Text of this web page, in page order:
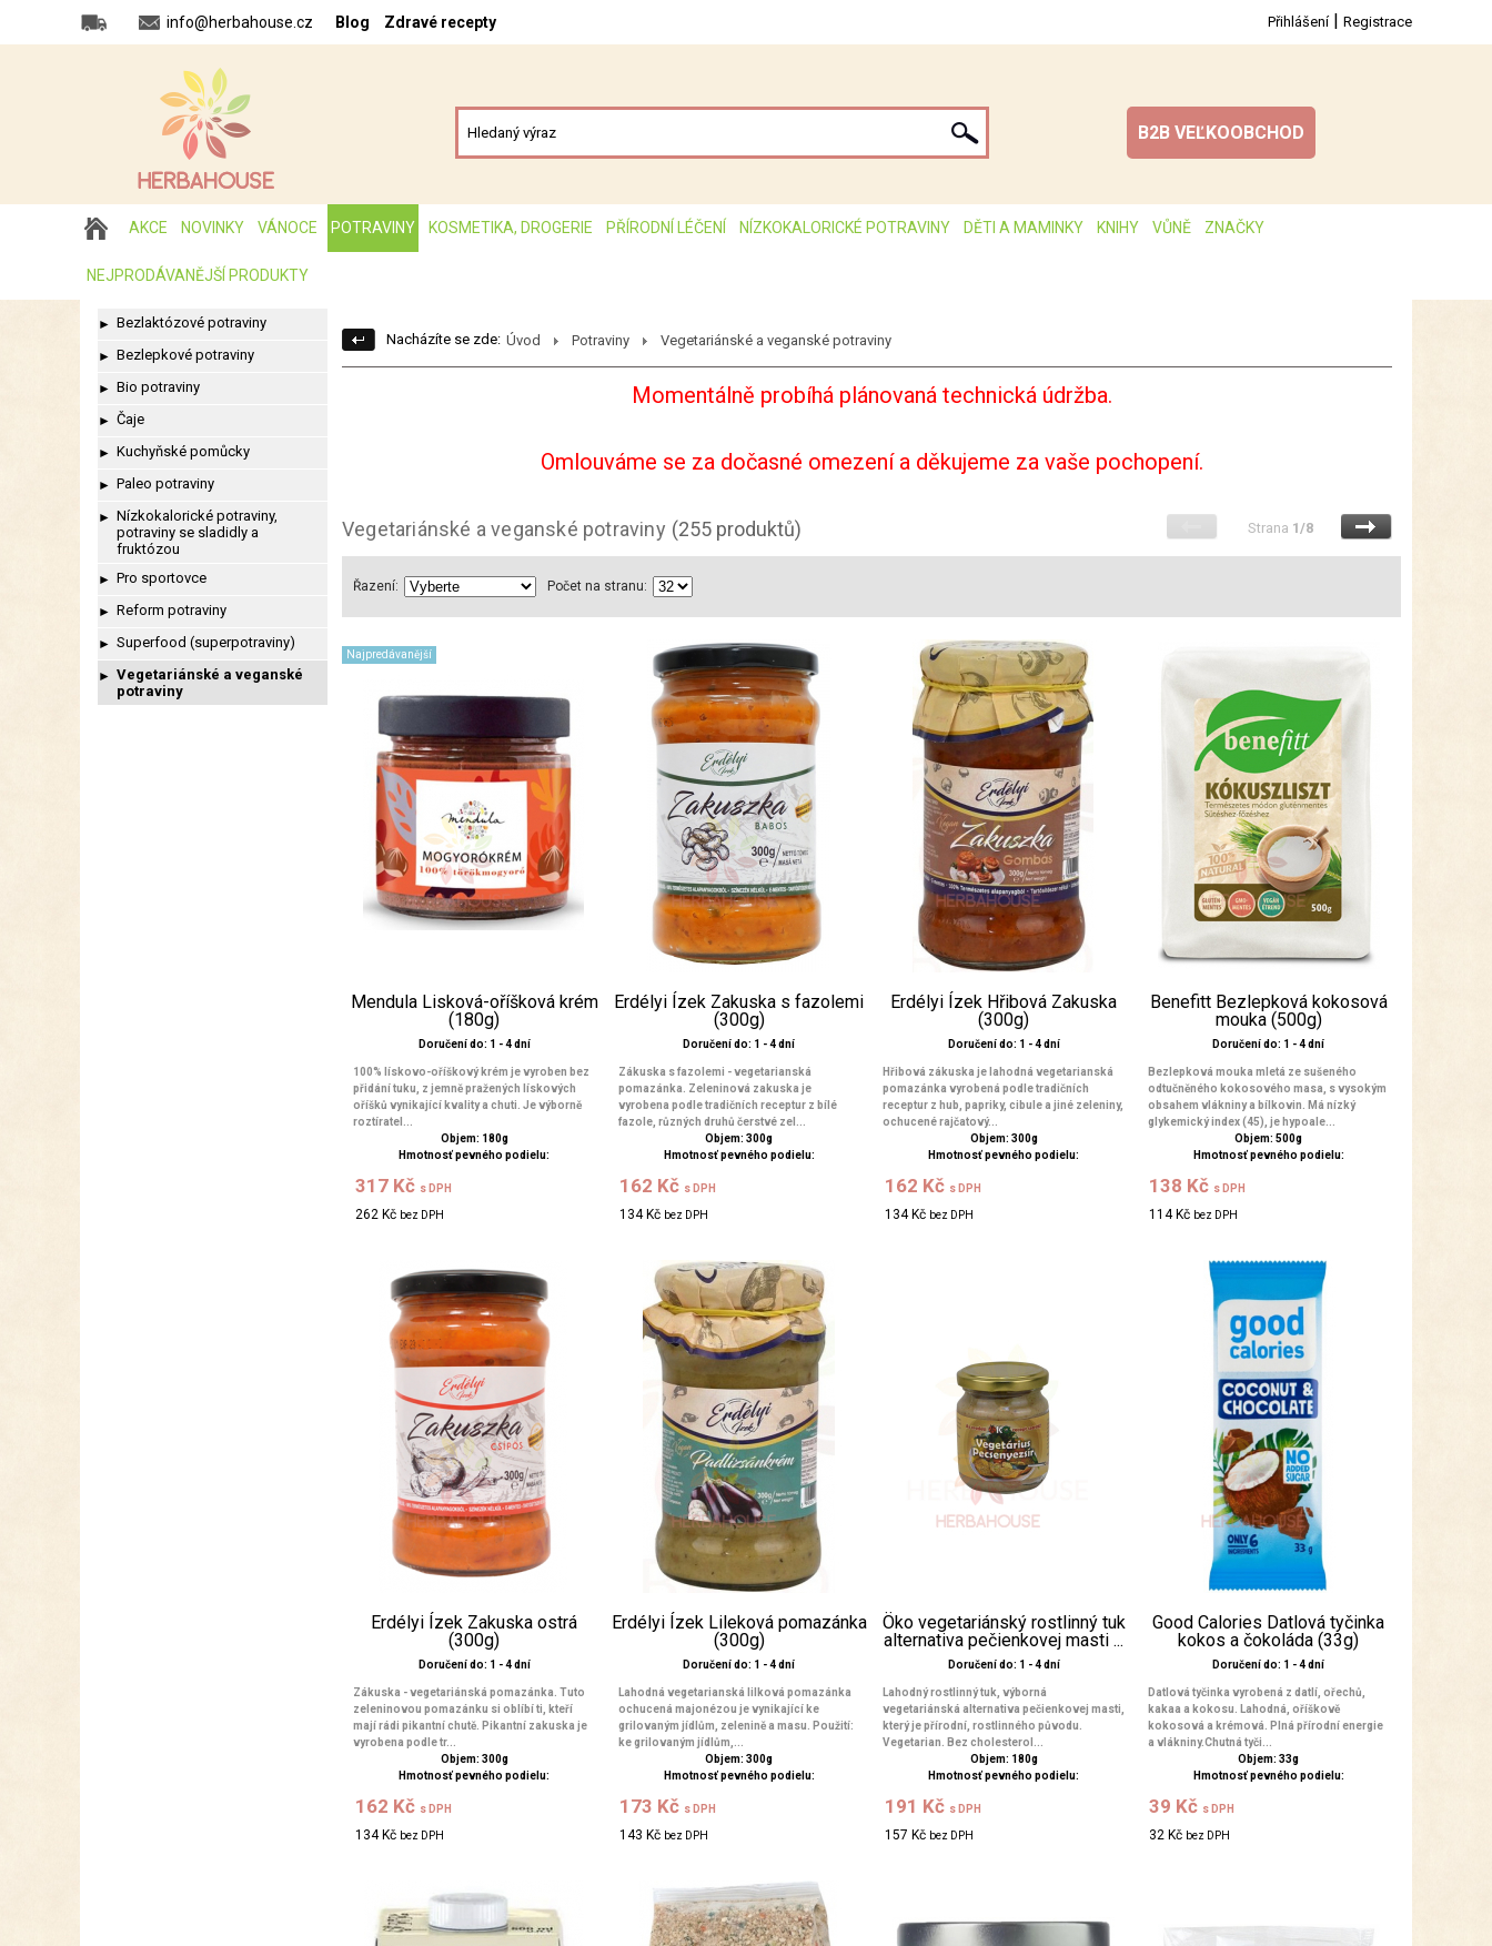
info@herbahouse.cz Blog Zdravé recepty Přihlášení| Registrace
B2B VEĽKOOBCHOD
AKCE NOVINKY VÁNOCE POTRAVINY KOSMETIKA, DROGERIE PŘÍRODNÍ LÉČENÍ NÍZKOKALORICKÉ POTRAVINY DĚTI A MAMINKY KNIHY VŮNĚ ZNAČKY
NEJPRODÁVANĚJŠÍ PRODUKTY
► Bezlaktózové potraviny
► Bezlepkové potraviny
► Bio potraviny
► Čaje
► Kuchyňské pomůcky
► Paleo potraviny
► Nízkokalorické potraviny,
potraviny se sladidly a
fruktózou
► Pro sportovce
► Reform potraviny
► Superfood (superpotraviny)
► Vegetariánské a veganské
potraviny
Nacházíte se zde: Úvod Potraviny Vegetariánské a veganské potraviny
Momentálně probíhá plánovaná technická údržba.
Omlouváme se za dočasné omezení a děkujeme za vaše pochopení.
Vegetariánské a veganské potraviny (255 produktů) Strana 1/8
Řazení: Počet na stranu:
Najpredávanější
Mendula Lisková-oříšková krém
(180g)
Doručení do: 1 - 4 dní
100% lískovo-oříškový krém je vyroben bez
přidání tuku, z jemně pražených lískových
oříšků vynikající kvality a chuti. Je výborně
roztíratel...
Objem: 180g
Hmotnosť pevného podielu:
317 Kč s DPH
262 Kč bez DPH
Erdélyi Ízek Zakuska s fazolemi
(300g)
Doručení do: 1 - 4 dní
Zákuska s fazolemi - vegetarianská
pomazánka. Zeleninová zakuska je
vyrobena podle tradičních receptur z bílé
fazole, různých druhů čerstvé zel...
Objem: 300g
Hmotnosť pevného podielu:
162 Kč s DPH
134 Kč bez DPH
Erdélyi Ízek Hřibová Zakuska
(300g)
Doručení do: 1 - 4 dní
Hřibová zákuska je lahodná vegetarianská
pomazánka vyrobená podle tradičních
receptur z hub, papriky, cibule a jiné zeleniny,
ochucené rajčatový...
Objem: 300g
Hmotnosť pevného podielu:
162 Kč s DPH
134 Kč bez DPH
Benefitt Bezlepková kokosová
mouka (500g)
Doručení do: 1 - 4 dní
Bezlepková mouka mletá ze sušeného
odtučněného kokosového masa, s vysokým
obsahem vlákniny a bílkovin. Má nízký
glykemický index (45), je hypoale...
Objem: 500g
Hmotnosť pevného podielu:
138 Kč s DPH
114 Kč bez DPH
Erdélyi Ízek Zakuska ostrá
(300g)
Doručení do: 1 - 4 dní
Zákuska - vegetariánská pomazánka. Tuto
zeleninovou pomazánku si oblíbí ti, kteří
mají rádi pikantní chutě. Pikantní zakuska je
vyrobena podle tr...
Objem: 300g
Hmotnosť pevného podielu:
162 Kč s DPH
134 Kč bez DPH
Erdélyi Ízek Lileková pomazánka
(300g)
Doručení do: 1 - 4 dní
Lahodná vegetarianská lilková pomazánka
ochucená majonézou je vynikající ke
grilovaným jídlům, zelenině a masu. Použití:
ke grilovaným jídlům,...
Objem: 300g
Hmotnosť pevného podielu:
173 Kč s DPH
143 Kč bez DPH
Öko vegetariánský rostlinný tuk
alternativa pečienkovej masti ...
Doručení do: 1 - 4 dní
Lahodný rostlinný tuk, výborná
vegetariánská alternativa pečienkovej masti,
který je přírodní, rostlinného původu.
Vegetarian. Bez cholesterol...
Objem: 180g
Hmotnosť pevného podielu:
191 Kč s DPH
157 Kč bez DPH
Good Calories Datlová tyčinka
kokos a čokoláda (33g)
Doručení do: 1 - 4 dní
Datlová tyčinka vyrobená z datlí, ořechů,
kakaa a kokosu. Lahodná, oříškově
kokosová a krémová. Plná přírodní energie
a vlákniny.Chutná tyči...
Objem: 33g
Hmotnosť pevného podielu:
39 Kč s DPH
32 Kč bez DPH